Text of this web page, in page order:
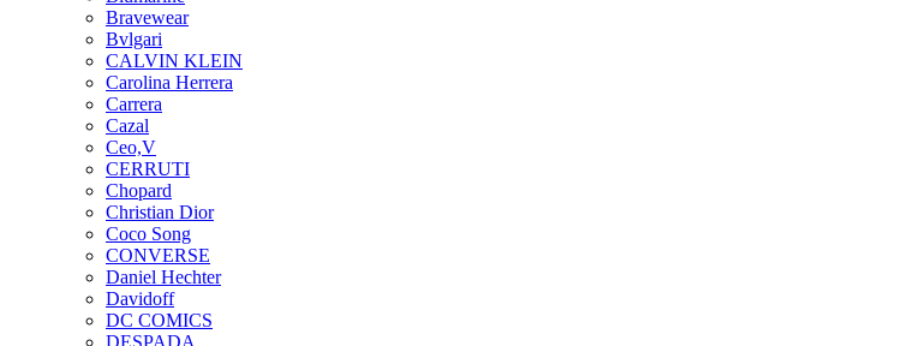
Bravewear
Bvlgari
CALVIN KLEIN
Carolina Herrera
Carrera
Cazal
Ceo,V
CERRUTI
Chopard
Christian Dior
Coco Song
CONVERSE
Daniel Hechter
Davidoff
DC COMICS
DESPADA